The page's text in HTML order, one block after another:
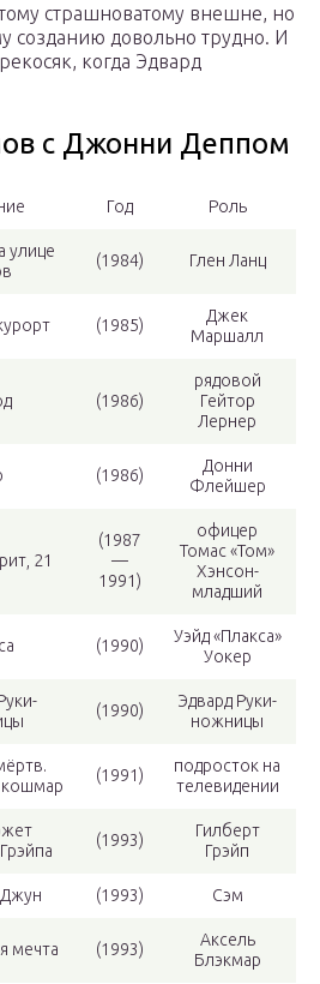
страшноватому внешне, но
созданию довольно трудно. И
когда Эдвард
с Джонни Деппом
Год Роль
улице
(1984) Глен Ланц
(1985)
Джек
Маршалл
(1986)
рядовой
Гейтор
Лернер
(1986)
Донни
Флейшер
21
(1987
—
1991)
офицер
Томас «Том»
Хэнсон-
младший
(1990)
Уэйд «Плакса»
Уокер
(1990)
Эдвард Руки-
ножницы
кошмар
(1991)
подросток на
телевидении
(1993)
Гилберт
Грэйп
(1993) Сэм
мечта (1993)
Аксель
Блэкмар